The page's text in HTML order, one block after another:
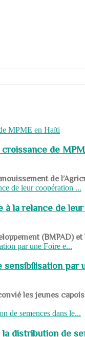
de
de
à la relance de
(BMPAD)
par
les jeunes
distribution de